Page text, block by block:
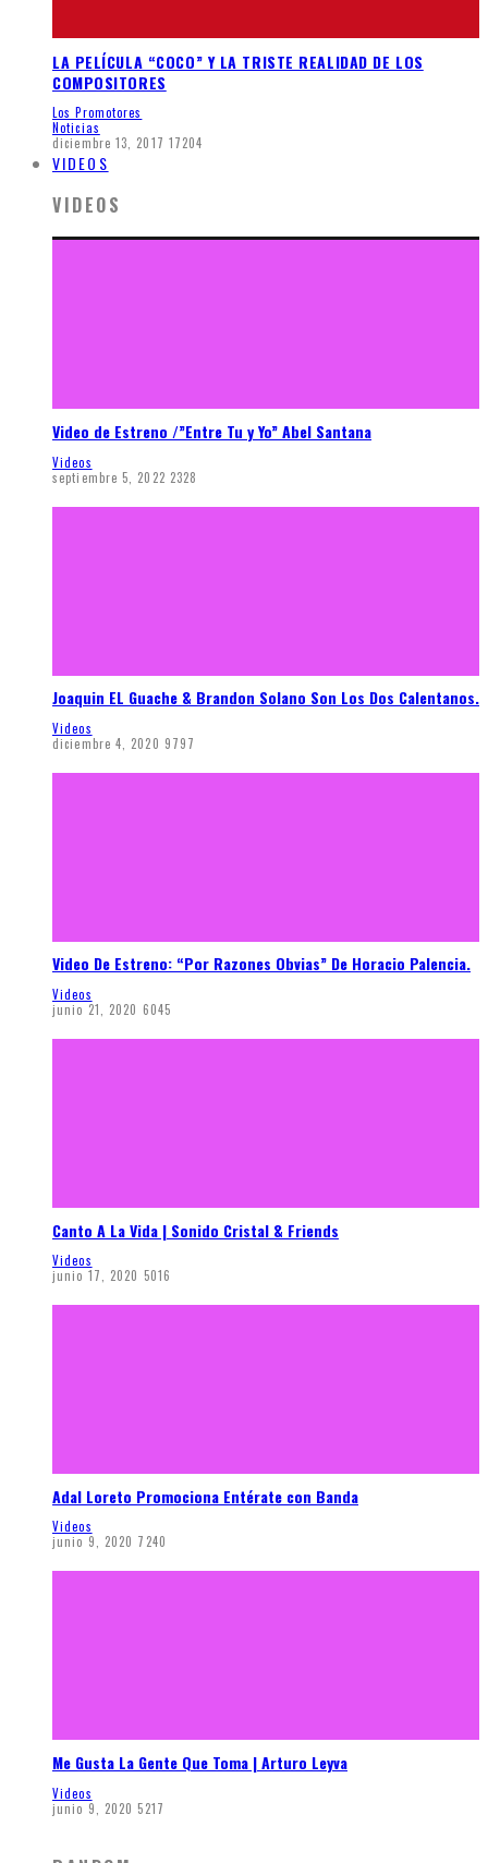
LA PELÍCULA “COCO” Y LA TRISTE REALIDAD DE LOS
COMPOSITORES
Los Promotores
Noticias
diciembre 13, 2017 17204
VIDEOS
VIDEOS
Video de Estreno /”Entre Tu y Yo” Abel Santana
Videos
septiembre 5, 2022 2328
Joaquin EL Guache & Brandon Solano Son Los Dos Calentanos.
Videos
diciembre 4, 2020 9797
Video De Estreno: “Por Razones Obvias” De Horacio Palencia.
Videos
junio 21, 2020 6045
Canto A La Vida | Sonido Cristal & Friends
Videos
junio 17, 2020 5016
Adal Loreto Promociona Entérate con Banda
Videos
junio 9, 2020 7240
Me Gusta La Gente Que Toma | Arturo Leyva
Videos
junio 9, 2020 5217